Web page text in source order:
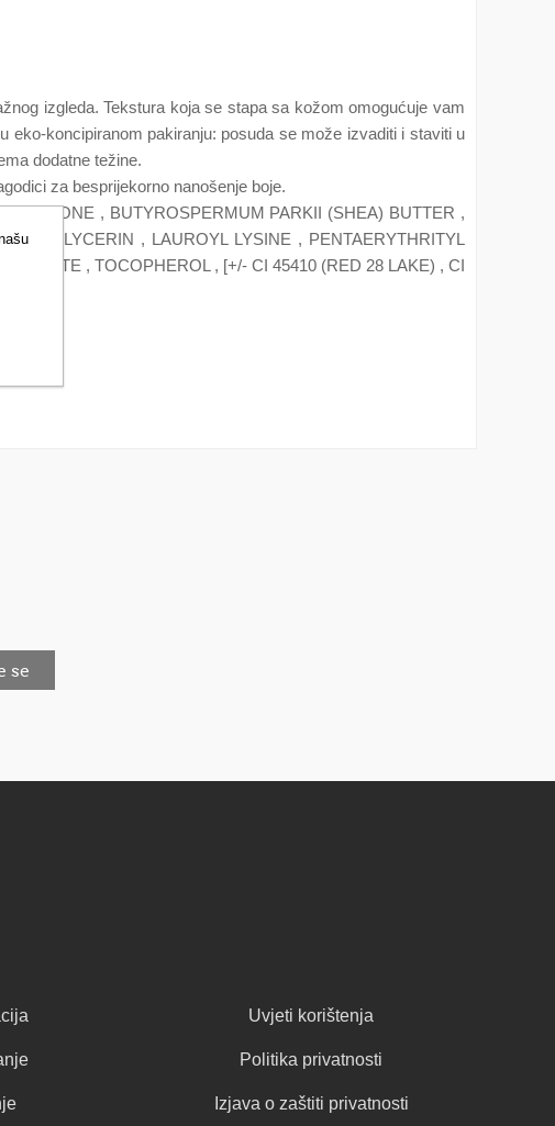
izgleda. Tekstura koja se stapa sa kožom omogućuje vam
eko-koncipiranom pakiranju: posuda se može izvaditi i staviti u
dodatne težine.
za besprijekorno nanošenje boje.
, BUTYROSPERMUM PARKII (SHEA) BUTTER ,
, LAUROYL LYSINE , PENTAERYTHRITYL
, TOCOPHEROL , [+/- CI 45410 (RED 28 LAKE) , CI
Uvjeti korištenja
Politika privatnosti
Izjava o zaštiti privatnosti